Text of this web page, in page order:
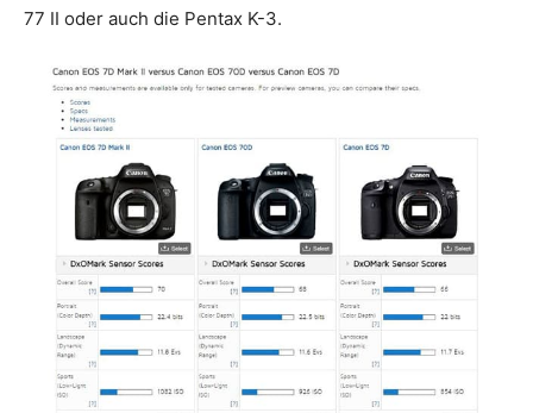
77 II oder auch die Pentax K-3.